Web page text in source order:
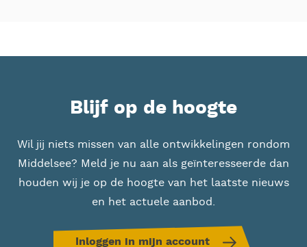
Blijf op de hoogte
Wil jij niets missen van alle ontwikkelingen rondom
Middelsee? Meld je nu aan als geïnteresseerde dan
houden wij je op de hoogte van het laatste nieuws
en het actuele aanbod.
Inloggen in mijn account